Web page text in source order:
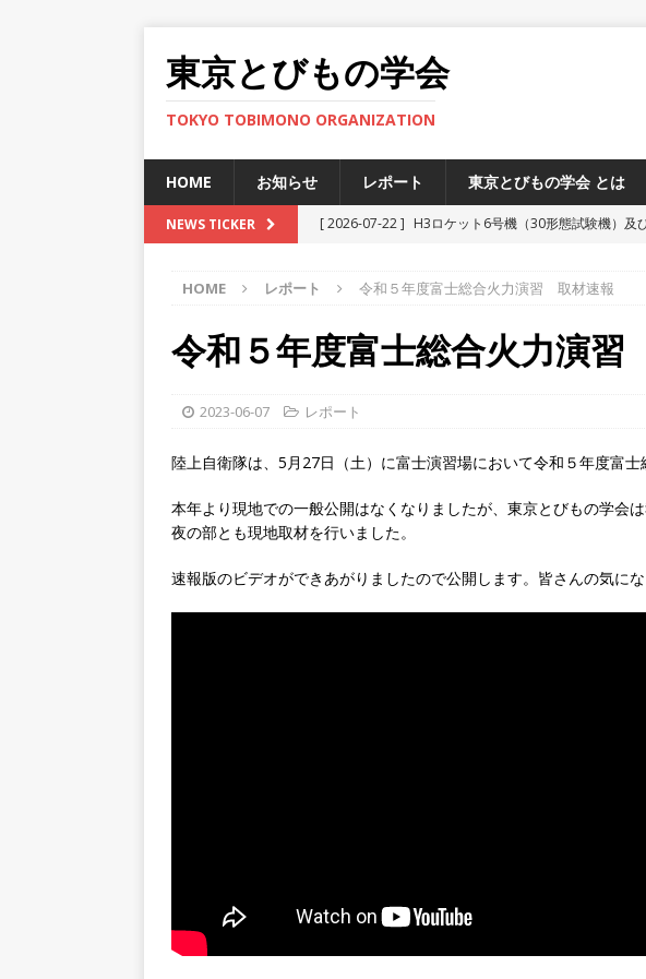
東京とびもの学会
TOKYO TOBIMONO ORGANIZATION
HOME お知らせ レポート 東京とびもの学会 とは
NEWS TICKER [ 2026-07-22 ] H3ロケット6号機（30形態試験機）及
[ 2025-12-12 ] JAXA小笠原追跡所50周年記念式典と施
[ 2025-11-29 ]
準天頂衛星システム「みちびき」に
[ 2025-06-27 ] 新型宇宙ステーション補給機（HTV-
[ 2026-07-30 ]
HOME レポート 令和５年度富士総合火力演習 取材速報
令和５年度富士総合火力演
2023-06-07 レポート
陸上自衛隊は、5月27日（土）に富士演習場において令和５年度富士
本年より現地での一般公開はなくなりましたが、東京とびもの学会
夜の部とも現地取材を行いました。
速報版のビデオができあがりましたので公開します。皆さんの気に